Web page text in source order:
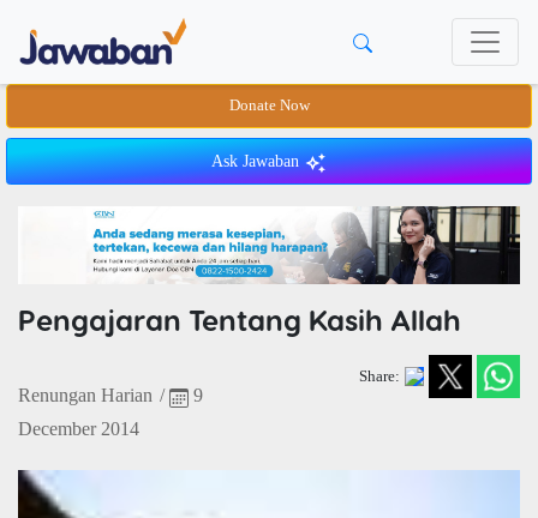
Donate Now
Ask Jawaban
Pengajaran Tentang Kasih Allah
Renungan Harian /
9
December 2014
Share: